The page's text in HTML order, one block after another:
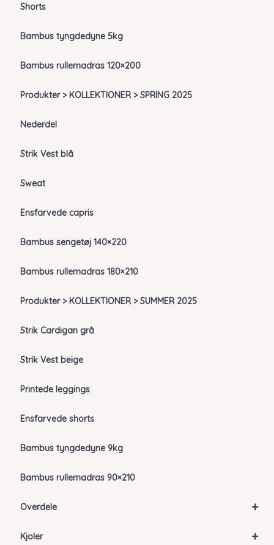
Shorts
Bambus tyngdedyne 5kg
Bambus rullemadras 120×200
Produkter > KOLLEKTIONER > SPRING 2025
Nederdel
Strik Vest blå
Sweat
Ensfarvede capris
Bambus sengetøj 140×220
Bambus rullemadras 180×210
Produkter > KOLLEKTIONER > SUMMER 2025
Strik Cardigan grå
Strik Vest beige
Printede leggings
Ensfarvede shorts
Bambus tyngdedyne 9kg
Bambus rullemadras 90×210
+
Overdele
+
Kjoler